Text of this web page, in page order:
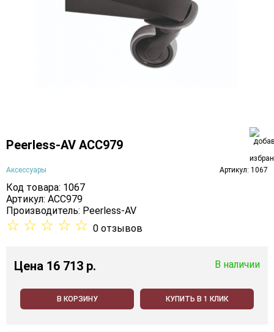
Peerless-AV ACC979
Аксессуары Артикул: 1067
Код товара: 1067
Артикул: ACC979
Производитель: Peerless-AV
☆ ☆ ☆ ☆ ☆ 0 отзывов
Цена 16 713 p. В наличии
В КОРЗИНУ КУПИТЬ В 1 КЛИК